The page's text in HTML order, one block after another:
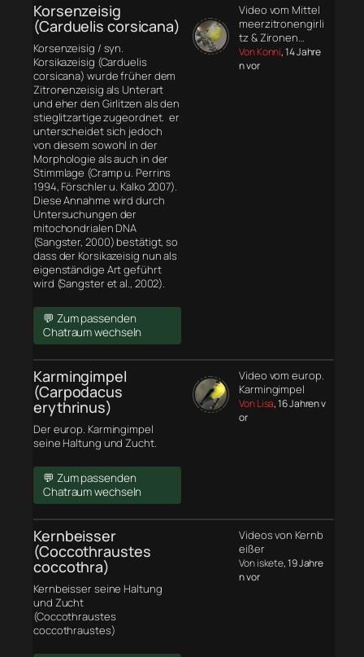
Korsenzeisig
(Carduelis corsicana)
Korsenzeisig / syn.
Korsikazeisig (Carduelis
corsicana) wurde früher dem
Zitronenzeisig als Unterart
und eher den Girlitzen als den
stieglitzartige zugeordnet. er
unterscheidet sich jedoch
von diesem sowohl in der
Morphologie als auch in der
Stimmlage (Cramp u. Perrins
1994, Förschler u. Kalko 2007).
Diese Annahme wird durch
Untersuchungen der
mitochondrialen DNA
(Sangster, 2000) bestätigt, so
dass der Korsikazeisig nun als
eigenständige Art geführt
wird (Sangster et al., 2002).
💬 Zum passenden
Chatraum wechseln
Video vom Mittel
meerzitronengirli
tz & Zironen…
Von Konni, 14 Jahre
n vor
Karmingimpel
(Carpodacus
erythrinus)
Der europ. Karmingimpel
seine Haltung und Zucht.
💬 Zum passenden
Chatraum wechseln
Video vom europ.
Karmingimpel
Von Lisa, 16 Jahren v
or
Kernbeisser
(Coccothraustes
coccothra)
Kernbeisser seine Haltung
und Zucht
(Coccothraustes
coccothraustes)
Videos von Kernb
eißer
Von iskete, 19 Jahre
n vor